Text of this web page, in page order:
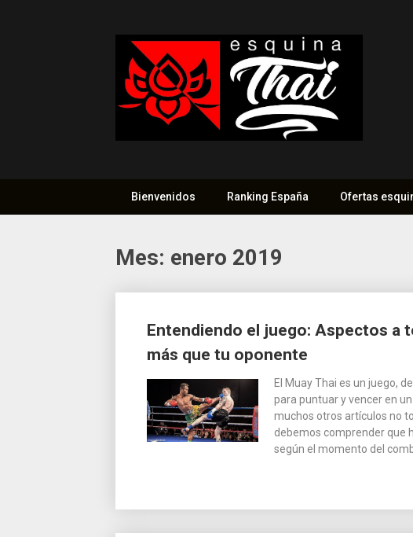
Bienvenidos Ranking España Ofertas
Mes: enero 2019
Entendiendo el juego: Aspectos a
más que tu oponente
El Muay Thai es un juego,
para puntuar y vencer en
muchos otros artículos no
debemos comprender que
según el momento del
entradas